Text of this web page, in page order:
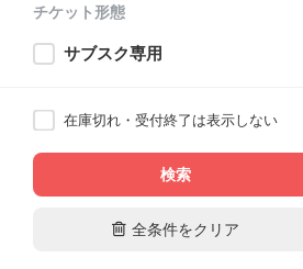
チケット形態
サブスク専用
在庫切れ・受付終了は表示しない
検索
 全条件をクリア